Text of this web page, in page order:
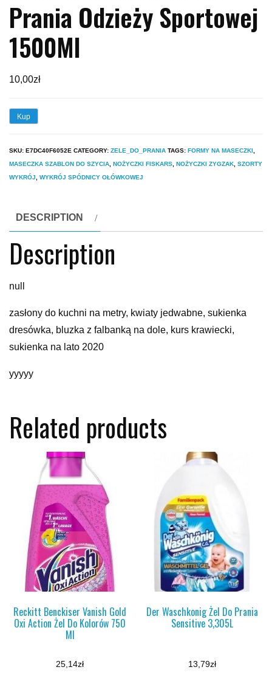
Prania Odzieży Sportowej
1500Ml
10,00zł
Kup
SKU: E7DC40F6052E CATEGORY: ZELE_DO_PRANIA TAGS: FORMY NA MASECZKI
MASECZKA SZABLON DO SZYCIA NOŻYCZKI FISKARS NOŻYCZKI ZYGZAK SZORTY
WYKRÓJ
WYKRÓJ SPÓDNICY OŁÓWKOWEJ
DESCRIPTION
Description
null
zasłony do kuchni na metry, kwiaty jedwabne, sukienka
dresówka, bluzka z falbanką na dole, kurs krawiecki,
sukienka na lato 2020
yyyyy
Related products
Reckitt Benckiser Vanish Gold
Oxi Action Żel Do Kolorów 750
Ml
25,14zł
Der Waschkonig Żel Do Prania
Sensitive 3,305L
13,79zł